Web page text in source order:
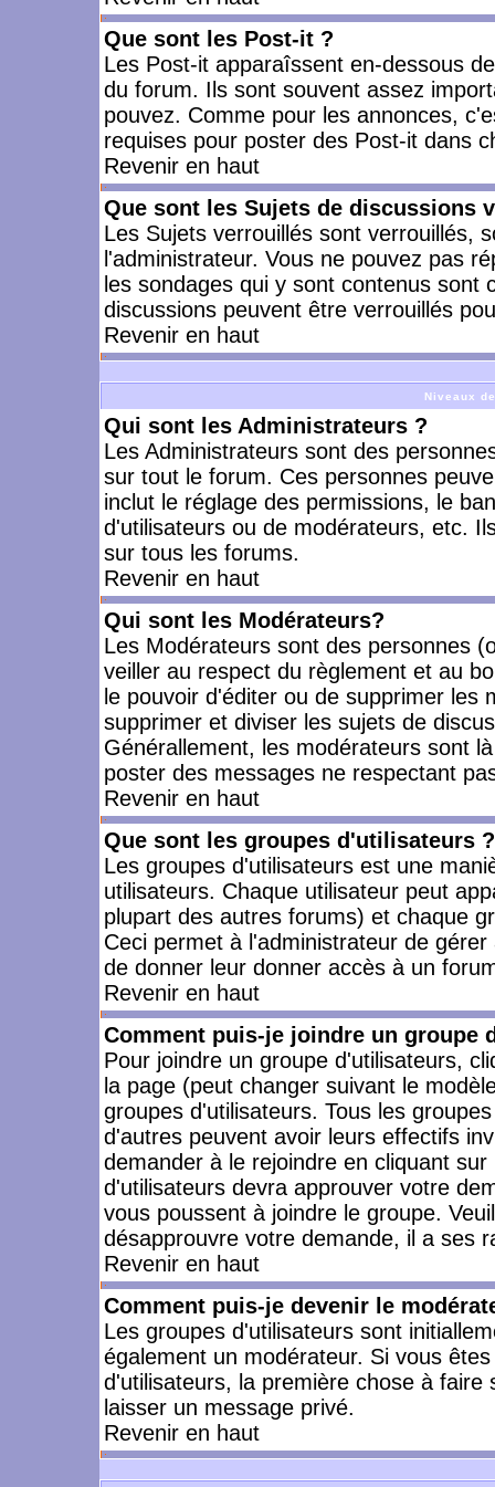
Que sont les Post-it ?
Les Post-it apparaîssent en-dessous
du forum. Ils sont souvent assez
pouvez. Comme pour les annonces,
requises pour poster des Post-it dans
Revenir en haut
Que sont les Sujets de discussions
Les Sujets verrouillés sont verrouillés,
l'administrateur. Vous ne pouvez pas
les sondages qui y sont contenus
discussions peuvent être verrouillés
Revenir en haut
Niveaux
Qui sont les Administrateurs ?
Les Administrateurs sont des
sur tout le forum. Ces personnes
inclut le réglage des permissions, le
d'utilisateurs ou de modérateurs, etc.
sur tous les forums.
Revenir en haut
Qui sont les Modérateurs?
Les Modérateurs sont des personnes
veiller au respect du règlement et au
le pouvoir d'éditer ou de supprimer les
supprimer et diviser les sujets de
Générallement, les modérateurs sont
poster des messages ne respectant
Revenir en haut
Que sont les groupes d'utilisateurs ?
Les groupes d'utilisateurs est une
utilisateurs. Chaque utilisateur peut
plupart des autres forums) et chaque
Ceci permet à l'administrateur de
de donner leur donner accès à un
Revenir en haut
Comment puis-je joindre un groupe
Pour joindre un groupe d'utilisateurs,
la page (peut changer suivant le
groupes d'utilisateurs. Tous les
d'autres peuvent avoir leurs effectifs
demander à le rejoindre en cliquant
d'utilisateurs devra approuver votre
vous poussent à joindre le groupe.
désapprouvre votre demande, il a ses
Revenir en haut
Comment puis-je devenir le
Les groupes d'utilisateurs sont
également un modérateur. Si vous
d'utilisateurs, la première chose à
laisser un message privé.
Revenir en haut